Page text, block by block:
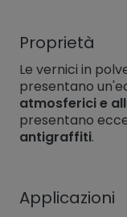
Proprietà
Le vernici in
presentano
atmosferici e
presentano
antigraffiti.
Applicazioni